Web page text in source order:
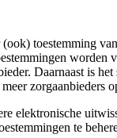
toestemming
worden
Daarnaast is
zorgaanbieders
elektronische
te